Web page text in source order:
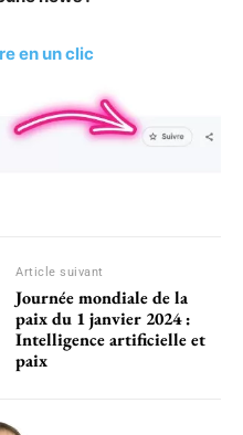
en un clic
Article suivant
Journée mondiale de la
paix du 1 janvier 2024 :
Intelligence artificielle et
paix